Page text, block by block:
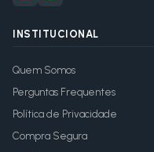
INSTITUCIONAL
Quem Somos
Perguntas Frequentes
Política de Privacidade
Compra Segura